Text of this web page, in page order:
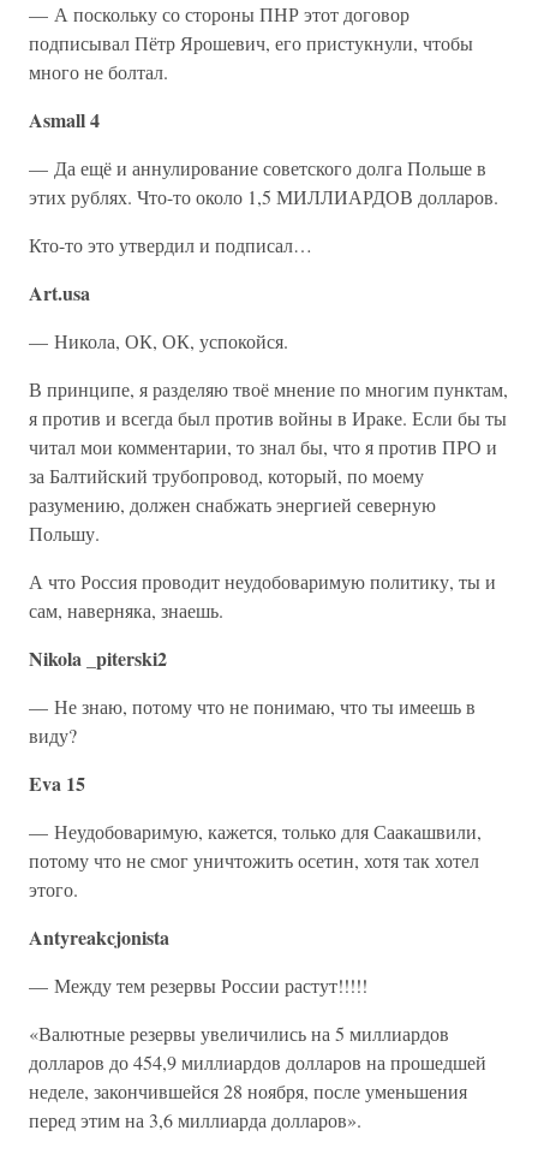
— А поскольку со стороны ПНР этот договор
подписывал Пётр Ярошевич, его пристукнули, чтобы
много не болтал.
Asmall 4
— Да ещё и аннулирование советского долга Польше в
этих рублях. Что-то около 1,5 МИЛЛИАРДОВ долларов.
Кто-то это утвердил и подписал…
Art.usa
— Никола, ОК, ОК, успокойся.
В принципе, я разделяю твоё мнение по многим пунктам,
я против и всегда был против войны в Ираке. Если бы ты
читал мои комментарии, то знал бы, что я против ПРО и
за Балтийский трубопровод, который, по моему
разумению, должен снабжать энергией северную
Польшу.
А что Россия проводит неудобоваримую политику, ты и
сам, наверняка, знаешь.
Nikola _piterski2
— Не знаю, потому что не понимаю, что ты имеешь в
виду?
Eva 15
— Неудобоваримую, кажется, только для Саакашвили,
потому что не смог уничтожить осетин, хотя так хотел
этого.
Antyreakcjonista
— Между тем резервы России растут!!!!!
«Валютные резервы увеличились на 5 миллиардов
долларов до 454,9 миллиардов долларов на прошедшей
неделе, закончившейся 28 ноября, после уменьшения
перед этим на 3,6 миллиарда долларов».